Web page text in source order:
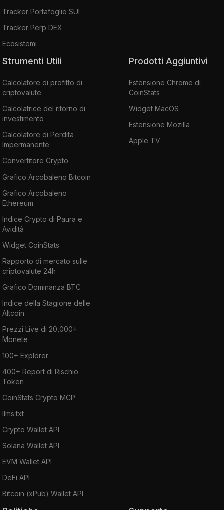
Tracker Portafoglio SUI
Tracker Perp DEX
Ecosistemi
Strumenti Utili
Calcolatore di profitto di
criptovalute
Calcolatrice del ritorno di
investimento
Calcolatore di Perdita
Impermanente
Convertitore Crypto
Grafico Arcobaleno Bitcoin
Grafico Arcobaleno
Ethereum
Indice Crypto di Paura e
Avidità
Widget CoinStats
Rapporto di mercato sulle
criptovalute 24h
Grafico Dominanza BTC
Indice della Stagione delle
Altcoin
Prezzi Live di 20,000+
Monete
100+ Explorer
400+ Report di Rischio
Token
CoinStats Crypto MCP
llms.txt
Crypto Wallet API
Solana Wallet API
EVM Wallet API
DeFi API
Bitcoin (xPub) Wallet API
Prodotti Aggiuntivi
Estensione Chrome di
CoinStats
Widget MacOS
Estensione Mozilla
Apple TV